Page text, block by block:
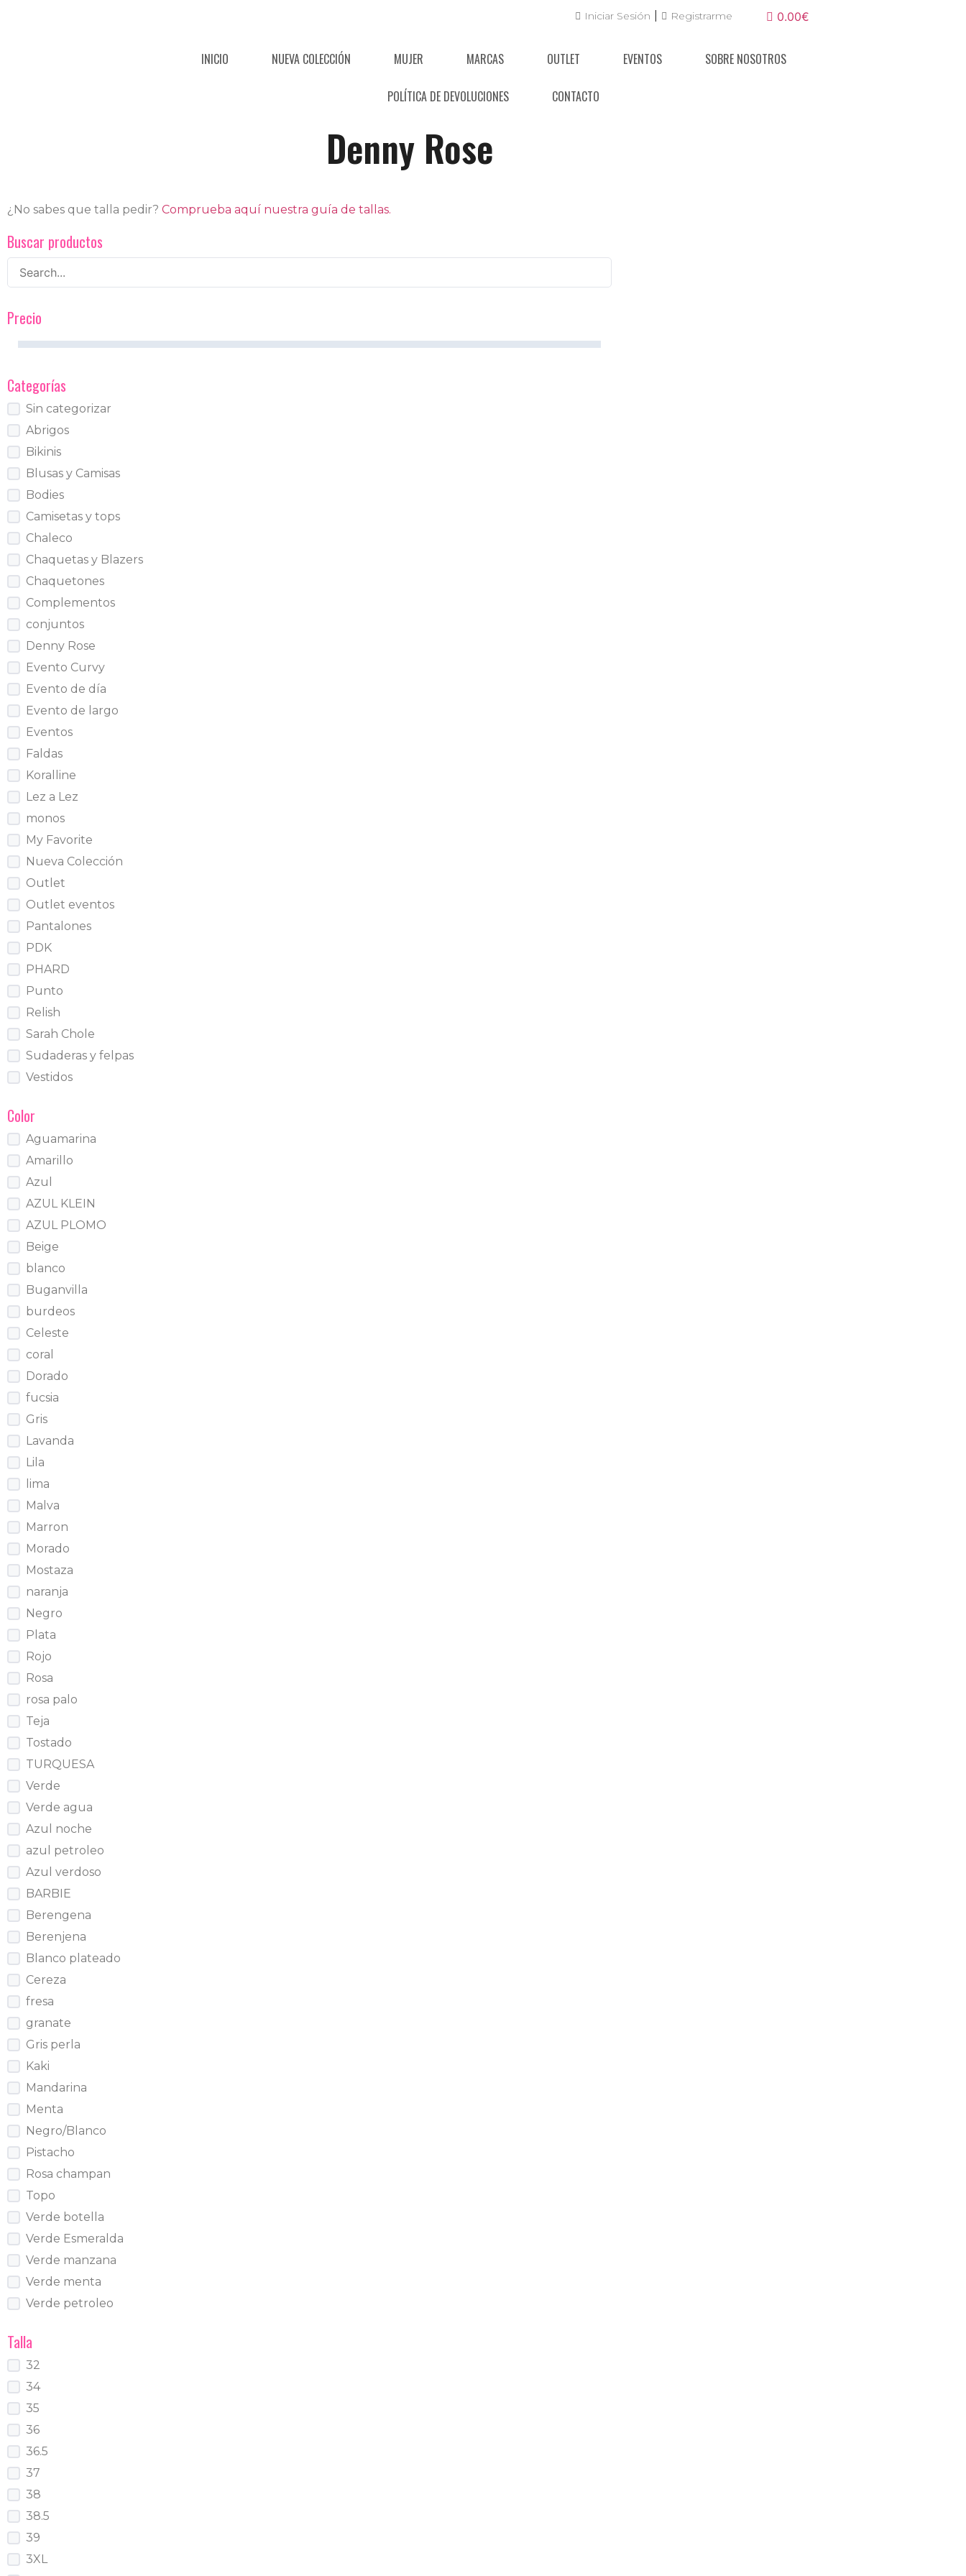
Iniciar Sesión Registrarme 0.00€
INICIO NUEVA COLECCIÓN MUJER MARCAS OUTLET EVENTOS SOBRE NOSOTROS
POLÍTICA DE DEVOLUCIONES CONTACTO
Denny Rose
¿No sabes que talla pedir? Comprueba aquí nuestra guía de tallas.
Buscar productos
Precio
Categorías
Sin categorizar
Abrigos
Bikinis
Blusas y Camisas
Bodies
Camisetas y tops
Chaleco
Chaquetas y Blazers
Chaquetones
Complementos
conjuntos
Denny Rose
Evento Curvy
Evento de día
Evento de largo
Eventos
Faldas
Koralline
Lez a Lez
monos
My Favorite
Nueva Colección
Outlet
Outlet eventos
Pantalones
PDK
PHARD
Punto
Relish
Sarah Chole
Sudaderas y felpas
Vestidos
Color
Aguamarina
Amarillo
Azul
AZUL KLEIN
AZUL PLOMO
Beige
blanco
Buganvilla
burdeos
Celeste
coral
Dorado
fucsia
Gris
Lavanda
Lila
lima
Malva
Marron
Morado
Mostaza
naranja
Negro
Plata
Rojo
Rosa
rosa palo
Teja
Tostado
TURQUESA
Verde
Verde agua
Azul noche
azul petroleo
Azul verdoso
BARBIE
Berengena
Berenjena
Blanco plateado
Cereza
fresa
granate
Gris perla
Kaki
Mandarina
Menta
Negro/Blanco
Pistacho
Rosa champan
Topo
Verde botella
Verde Esmeralda
Verde manzana
Verde menta
Verde petroleo
Talla
32
34
35
36
36.5
37
38
38.5
39
3XL